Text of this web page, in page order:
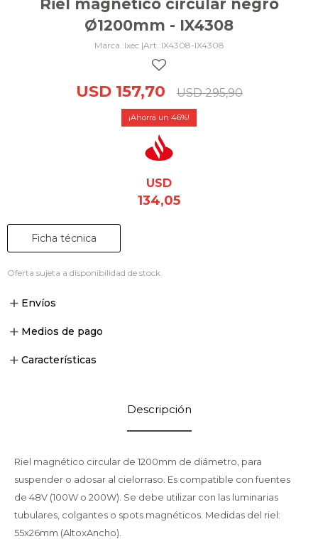
Riel magnético circular negro
Ø1200mm - IX4308
Ixec | IX4308-IX4308
USD 157,70 USD 295,90
46
USD
134,05
Ficha técnica
Oferta sujeta a disponibilidad de stock.
Envíos
Medios de pago
Características
Descripción
Riel magnético circular de 1200mm de diámetro, para
suspender o adosar al cielorraso. Es compatible con fuentes
de 48V (100W o 200W). Se debe utilizar con las luminarias
tubulares, colgantes o spots magnéticos. Medidas del riel:
55x26mm (AltoxAncho).